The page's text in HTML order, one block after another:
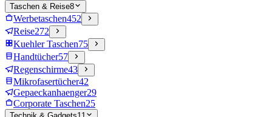
Taschen & Reise8
Werbetaschen452
Reise272
Kuehler Taschen75
Handtücher57
Regenschirme43
Mikrofasertücher42
Gepaeckanhaenger29
Corporate Taschen25